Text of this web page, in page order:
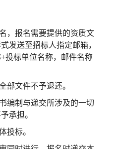
，报名需要提供的资质文
发送至招标人指定邮箱，
投标单位名称，邮件名称
部文件不予退还。
编制与递交所涉及的一切
承担。
投标。